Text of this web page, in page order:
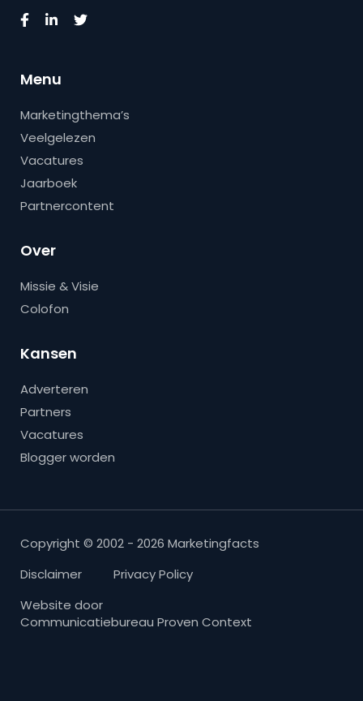
Menu
Marketingthema’s
Veelgelezen
Vacatures
Jaarboek
Partnercontent
Over
Missie & Visie
Colofon
Kansen
Adverteren
Partners
Vacatures
Blogger worden
Copyright © 2002 - 2026 Marketingfacts
Disclaimer
Privacy Policy
Website door
Communicatiebureau Proven Context